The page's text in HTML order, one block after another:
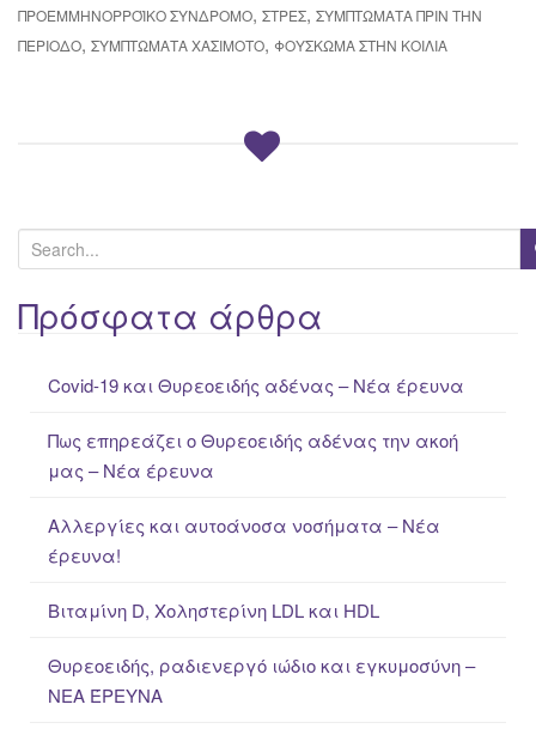
ΠΡΟΕΜΜΗΝΟΡΡΟΪΚΌ ΣΎΝΔΡΟΜΟ, ΣΤΡΕΣ, ΣΥΜΠΤΏΜΑΤΑ ΠΡΙΝ ΤΗΝ
ΠΕΡΊΟΔΟ, ΣΥΜΠΤΏΜΑΤΑ ΧΑΣΙΜΌΤΟ, ΦΟΎΣΚΩΜΑ ΣΤΗΝ ΚΟΙΛΙΆ
e
a
rΠρόσφατα άρθρα
Covid-19 και Θυρεοειδής αδένας – Νέα έρευνα
Πως επηρεάζει ο Θυρεοειδής αδένας την ακοή
μας – Νέα έρευνα
Αλλεργίες και αυτοάνοσα νοσήματα – Νέα
έρευνα!
Βιταμίνη D, Χοληστερίνη LDL και HDL
Θυρεοειδής, ραδιενεργό ιώδιο και εγκυμοσύνη –
ΝΕΑ ΈΡΕΥΝΑ